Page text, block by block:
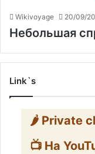
Wikivoyage 20/09/
Небольшая
Link`s
🌶️ Private
📺 На